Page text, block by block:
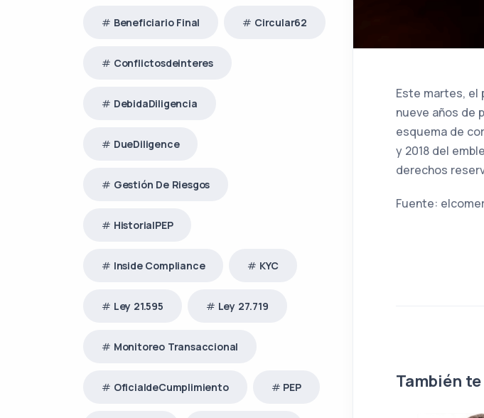
Este martes, el
nueve años de
esquema de
y 2018 del
derechos
Fuente:
También
Beneficiario Final Circular62
Conflictosdeinteres
DebidaDiligencia
DueDiligence
Gestión De Riesgos
HistorialPEP
Inside Compliance KYC
Ley 21.595 Ley 27.719
Monitoreo Transaccional
OficialdeCumplimiento PEP